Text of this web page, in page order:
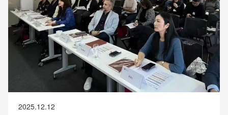
2025.12.12